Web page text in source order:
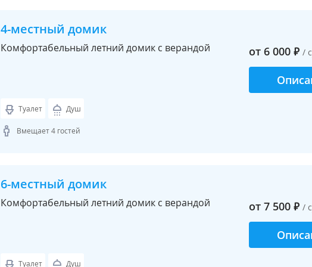
4-местный домик
Комфортабельный летний домик с верандой
Туалет Душ
Вмещает 4 гостей
от 6 000 ₽ /
6-местный домик
Комфортабельный летний домик с верандой
Туалет Душ
от 7 500 ₽ /